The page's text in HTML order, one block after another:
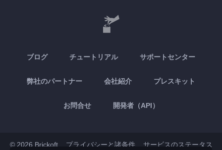
ブログ チュートリアル サポートセンター
弊社のパートナー 会社紹介 プレスキット
お問合せ 開発者（API）
© 2026 Brickoft プライバシーと諸条件 サービスのステータス